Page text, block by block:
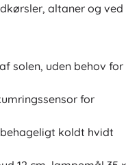
altaner og ved
solen, uden behov for
for
koldt hvidt